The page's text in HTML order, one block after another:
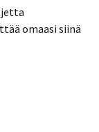
omaasi siinä